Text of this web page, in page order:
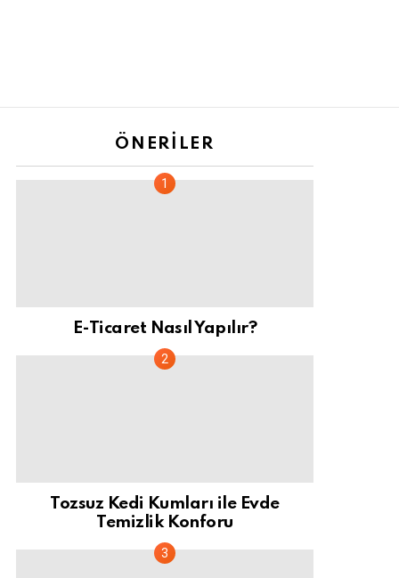
ÖNERILER
E-Ticaret Nasıl Yapılır?
Tozsuz Kedi Kumları ile Evde
Temizlik Konforu